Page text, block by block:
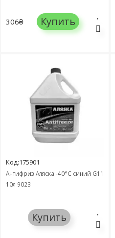
306₴ Купить
Код:175901
Антифриз Аляска -40°C синий G11
10л 9023
Купить